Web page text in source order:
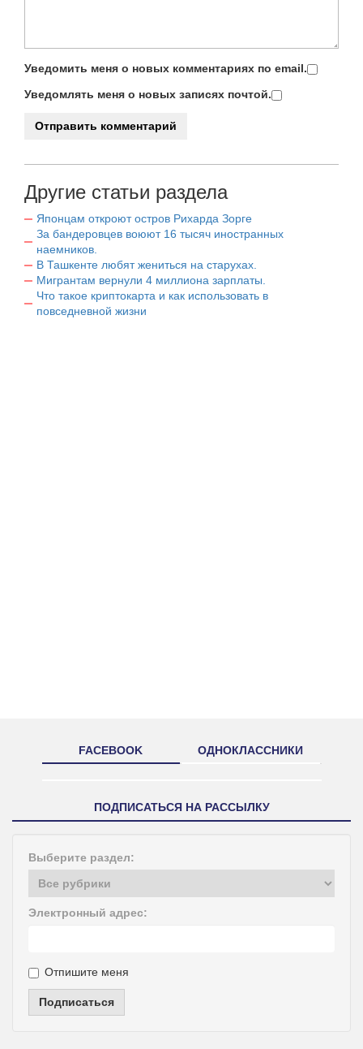
Уведомить меня о новых комментариях по email.
Уведомлять меня о новых записях почтой.
Другие статьи раздела
Японцам откроют остров Рихарда Зорге
За бандеровцев воюют 16 тысяч иностранных
наемников.
В Ташкенте любят жениться на старухах.
Мигрантам вернули 4 миллиона зарплаты.
Что такое криптокарта и как использовать в
повседневной жизни
FACEBOOK ОДНОКЛАССНИКИ
ПОДПИСАТЬСЯ НА РАССЫЛКУ
Выберите раздел:
Электронный адрес:
Отпишите меня
Подписаться